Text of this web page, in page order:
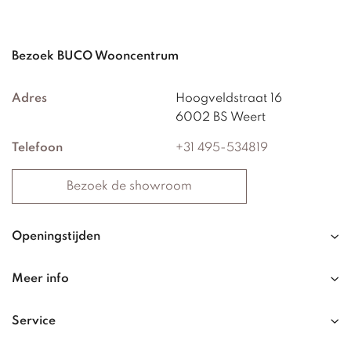
Bezoek BUCO Wooncentrum
Adres
Hoogveldstraat 16
6002 BS Weert
Telefoon +31 495-534819
Bezoek de showroom
Openingstijden
Meer info
Service